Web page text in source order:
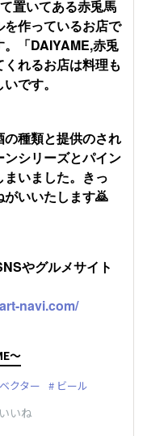
置いてある赤兎馬
作っているお店で
。「DAIYAME,赤兎
れるお店は料理も
です。
種類と提供のされ
シリーズとパイン
いました。きっ
いいたします🙇
やグルメサイト
navi.com/
～
ベクター ビール
いね